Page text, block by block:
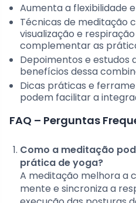
Aumenta a flexibilidade
Técnicas de meditação
visualização e
complementar as
Depoimentos e estudos
benefícios dessa
Dicas práticas e
podem facilitar a
FAQ – Perguntas
Como a meditação
prática de yoga?
A meditação melhora a
mente e sincroniza a